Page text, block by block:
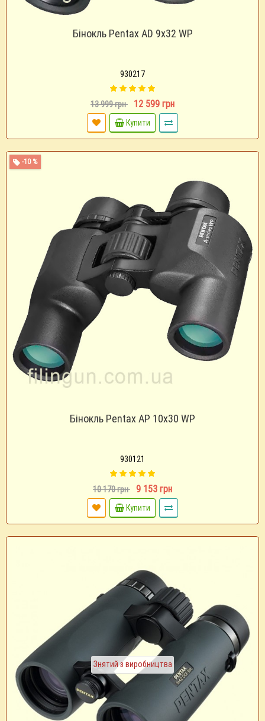
Бінокль Pentax AD 9х32 WP
930217
13 999 грн 12 599 грн
Купити
-10 %
Бінокль Pentax AP 10х30 WP
930121
10 170 грн 9 153 грн
Купити
Знятий з виробництва